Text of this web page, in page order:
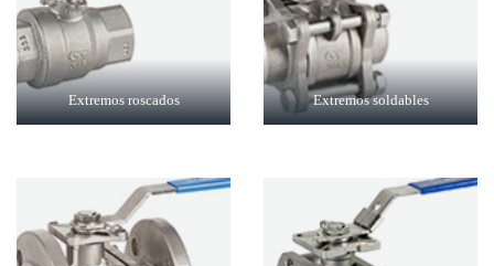
Extremos roscados Extremos soldables